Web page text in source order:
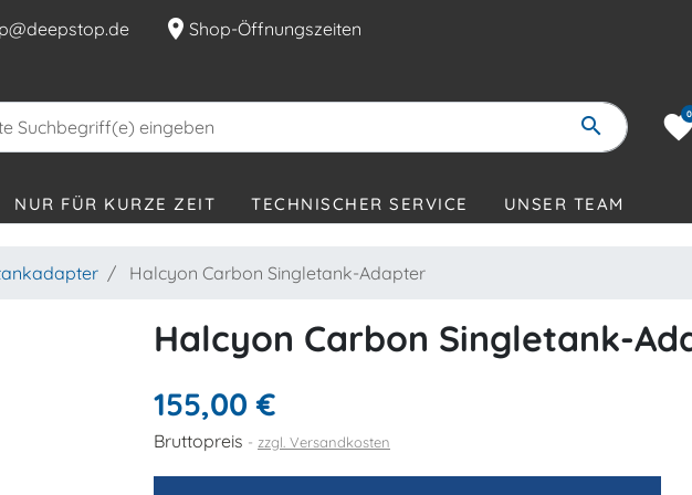
location_on Shop-Öffnungszeiten
search 0
NUR FÜR KURZE ZEIT TECHNISCHER SERVICE UNSER TEAM
Halcyon Carbon Singletank-Adapter
Halcyon Carbon Singletank-
155,00 €
Bruttopreis zzgl. Versandkosten